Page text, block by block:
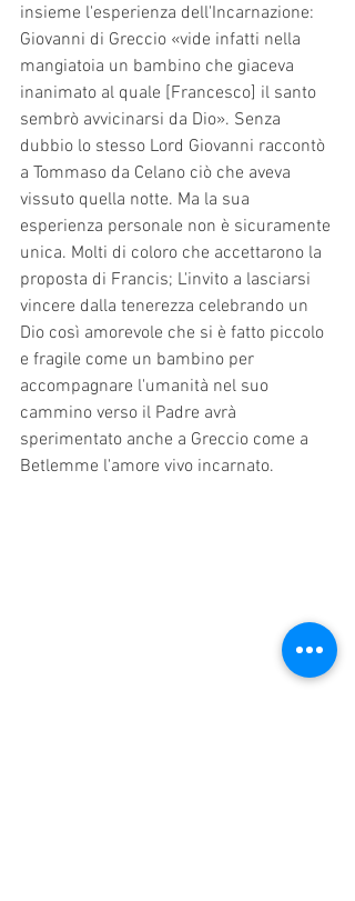
insieme l'esperienza dell'Incarnazione:
Giovanni di Greccio «vide infatti nella
mangiatoia un bambino che giaceva
inanimato al quale [Francesco] il santo
sembrò avvicinarsi da Dio». Senza
dubbio lo stesso Lord Giovanni raccontò
a Tommaso da Celano ciò che aveva
vissuto quella notte. Ma la sua
esperienza personale non è sicuramente
unica. Molti di coloro che accettarono la
proposta di Francis; L'invito a lasciarsi
vincere dalla tenerezza celebrando un
Dio così amorevole che si è fatto piccolo
e fragile come un bambino per
accompagnare l'umanità nel suo
cammino verso il Padre avrà
sperimentato anche a Greccio come a
Betlemme l'amore vivo incarnato.